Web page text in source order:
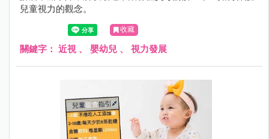
兒童視力的觀念。
收藏
關鍵字： 近視 、 嬰幼兒 、 視力發展